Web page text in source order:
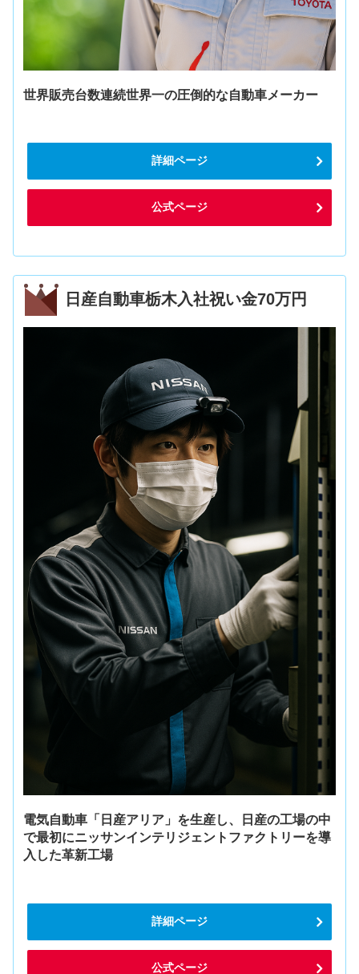
世界販売台数連続世界一の圧倒的な自動車メーカー
詳細ページ
公式ページ
日産自動車栃木入社祝い金70万円
電気自動車「日産アリア」を生産し、日産の工場の中
で最初にニッサンインテリジェントファクトリーを導
入した革新工場
詳細ページ
公式ページ